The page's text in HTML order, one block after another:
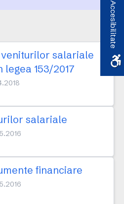
salariale
153/2017
salariale
financiare
Accesibilitate